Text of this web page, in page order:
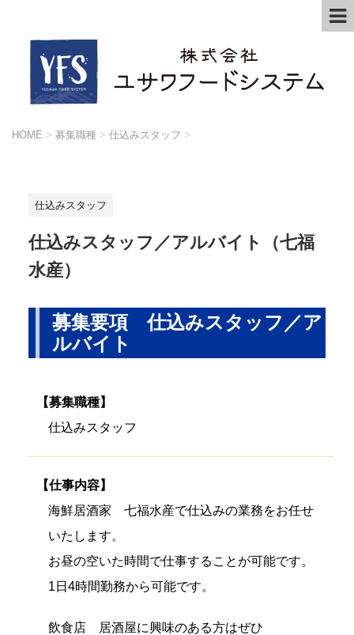
HOME > 募集職種 > 仕込みスタッフ >
仕込みスタッフ
仕込みスタッフ／アルバイト（七福
水産）
募集要項 仕込みスタッフ／ア
ルバイト
【募集職種】
仕込みスタッフ
【仕事内容】
海鮮居酒家 七福水産で仕込みの業務をお任せ
いたします。
お昼の空いた時間で仕事することが可能です。
1日4時間勤務から可能です。
飲食店 居酒屋に興味のある方はぜひ